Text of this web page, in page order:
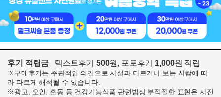
후기 적립금 텍스트후기 500원, 포토후기 1,000원 적립
※구매후기는 주관적인 의견으로 사실과 다르거나 보는 사람에 따
라 다르게 해석될 수 있습니다.
※광고, 오인, 혼동 등 건강기능식품 관련법상 부적절한 표현은 사전